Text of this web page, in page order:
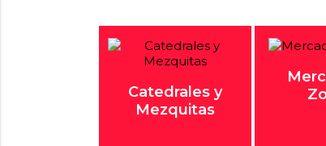
Catedrales y
Mezquitas